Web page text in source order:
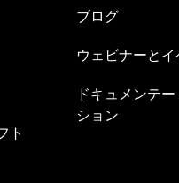
ト
ブログ
ウェビナーとイ
ドキュメンテー
ション